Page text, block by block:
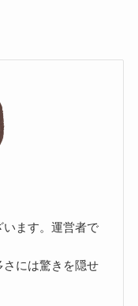
ます。運営者で
には驚きを隠せ